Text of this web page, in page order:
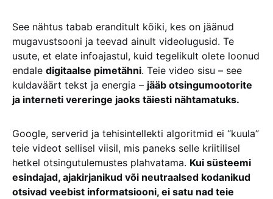
See nähtus tabab eranditult kõiki, kes on jäänud
mugavustsooni ja teevad ainult videolugusid. Te
usute, et elate infoajastul, kuid tegelikult olete loonud
endale digitaalse pimetähni. Teie video sisu – see
kuldaväärt tekst ja energia – jääb otsingumootorite
ja interneti vereringe jaoks täiesti nähtamatuks.
Google, serverid ja tehisintellekti algoritmid ei “kuula”
teie videot sellisel viisil, mis paneks selle kriitilisel
hetkel otsingutulemustes plahvatama. Kui süsteemi
esindajad, ajakirjanikud või neutraalsed kodanikud
otsivad veebist informatsiooni, ei satu nad teie